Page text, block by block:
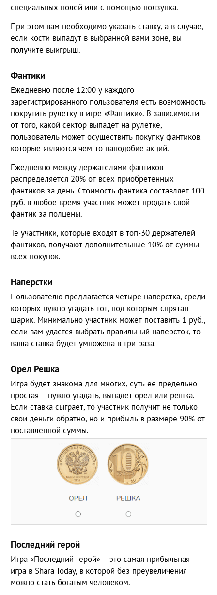
специальных полей или с помощью ползунка.
При этом вам необходимо указать ставку, а в случае,
если кости выпадут в выбранной вами зоне, вы
получите выигрыш.
Фантики
Ежедневно после 12:00 у каждого
зарегистрированного пользователя есть возможность
покрутить рулетку в игре «Фантики». В зависимости
от того, какой сектор выпадет на рулетке,
пользователь может осуществить покупку фантиков,
которые являются чем-то наподобие акций.
Ежедневно между держателями фантиков
распределяется 20% от всех приобретенных
фантиков за день. Стоимость фантика составляет 100
руб. в любое время участник может продать свой
фантик за полцены.
Те участники, которые входят в топ-30 держателей
фантиков, получают дополнительные 10% от суммы
всех покупок.
Наперстки
Пользователю предлагается четыре наперстка, среди
которых нужно угадать тот, под которым спрятан
шарик. Минимально участник может поставить 1 руб.,
если вам удастся выбрать правильный наперсток, то
ваша ставка будет умножена в три раза.
Орел Решка
Игра будет знакома для многих, суть ее предельно
простая – нужно угадать, выпадет орел или решка.
Если ставка сыграет, то участник получит не только
свои деньги обратно, но и прибыль в размере 90% от
поставленной суммы.
Последний герой
Игра «Последний герой» – это самая прибыльная
игра в Shara Today, в которой без преувеличения
можно стать богатым человеком.